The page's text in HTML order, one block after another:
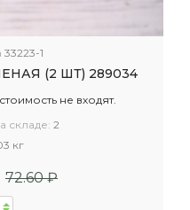
33223-1
(2 ШТ) 289034
не входят.
складе: 2
кг
72.60 ₽